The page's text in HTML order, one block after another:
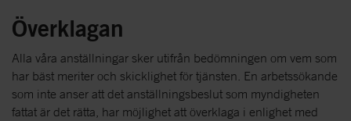
Överklagan
Alla våra anställningar sker utifrån bedömningen om vem som
har bäst meriter och skicklighet för tjänsten. En arbetssökande
som inte anser att det anställningsbeslut som myndigheten
fattat är det rätta, har möjlighet att överklaga i enlighet med